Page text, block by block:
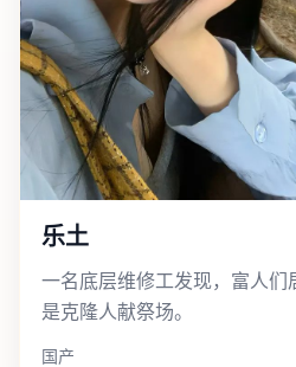
乐土
一名底层维修工发现，富人们
是克隆人献祭场。
国产